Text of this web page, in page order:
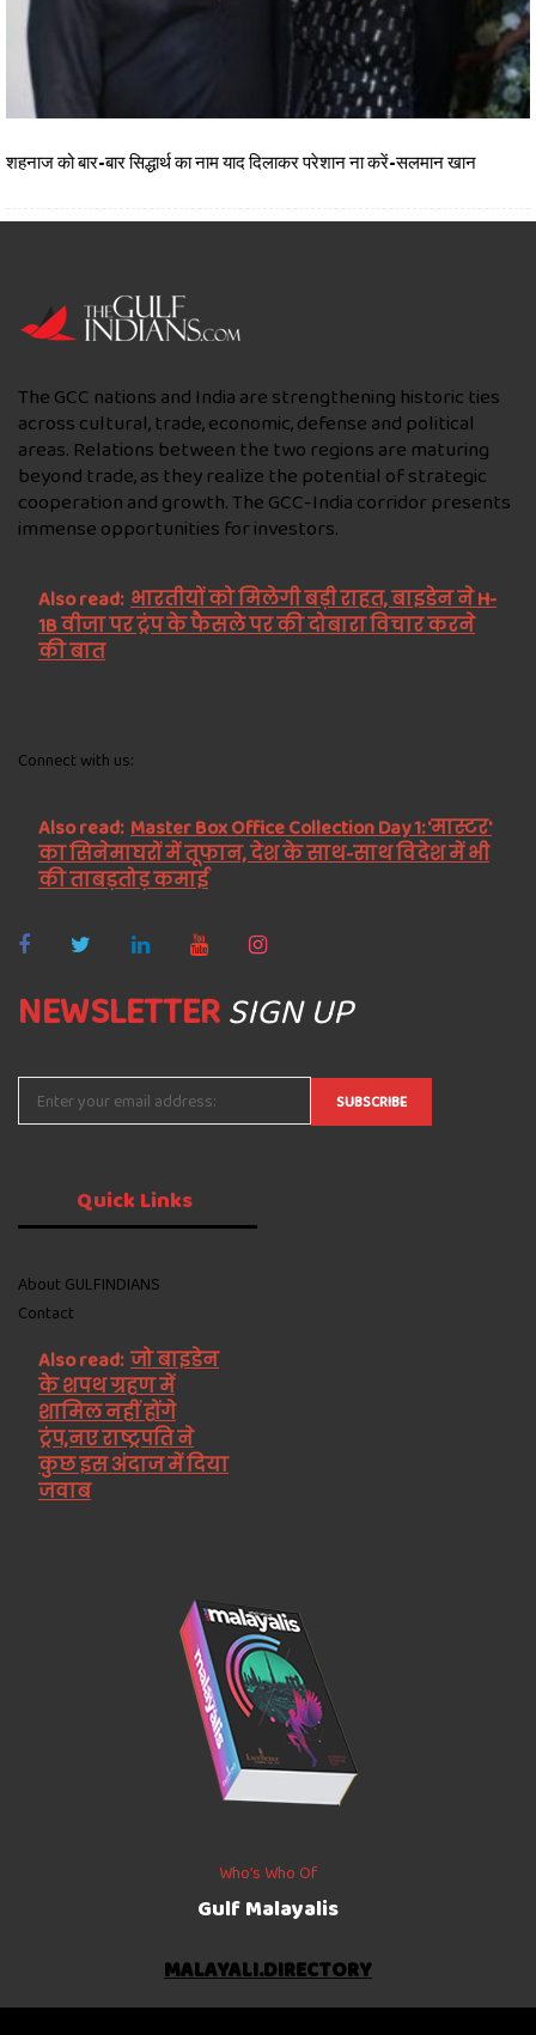
शहनाज को बार-बार सिद्धार्थ का नाम याद दिलाकर परेशान ना करें-सलमान खान
The GCC nations and India are strengthening historic ties
across cultural, trade, economic, defense and political
areas. Relations between the two regions are maturing
beyond trade, as they realize the potential of strategic
cooperation and growth. The GCC-India corridor presents
immense opportunities for investors.
Also read: भारतीयों को मिलेगी बड़ी राहत, बाइडेन ने H-
1B वीजा पर ट्रंप के फैसले पर की दोबारा विचार करने
की बात
Connect with us:
Also read: Master Box Office Collection Day 1: 'मास्टर'
का सिनेमाघरों में तूफान, देश के साथ-साथ विदेश में भी
की ताबड़तोड़ कमाई
NEWSLETTERSIGN UP
QuickLinks
About GULFINDIANS
Contact
Also read: जो बाइडेन
के शपथ ग्रहण में
शामिल नहीं होंगे
ट्रंप,नए राष्ट्रपति ने
कुछ इस अंदाज में दिया
जवाब
Who’s Who Of
Gulf Malayalis
MALAYALI.DIRECTORY